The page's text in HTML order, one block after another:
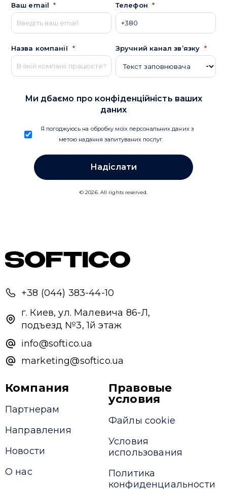
+38 (044) 383-44-10
г. Киев, ул. Малевича 86-Л,
подъезд №3, 1й этаж
info@softico.ua
marketing@softico.ua
Компания
Партнерам
Направления
Новости
О нас
Правовые
условия
Файлы cookie
Условия
использования
Политика
конфиденциальности